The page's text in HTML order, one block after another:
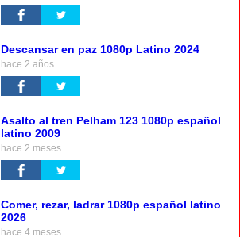
Descansar en paz 1080p Latino 2024
hace 2 años
Asalto al tren Pelham 123 1080p español
latino 2009
hace 2 meses
Comer, rezar, ladrar 1080p español latino
2026
hace 4 meses